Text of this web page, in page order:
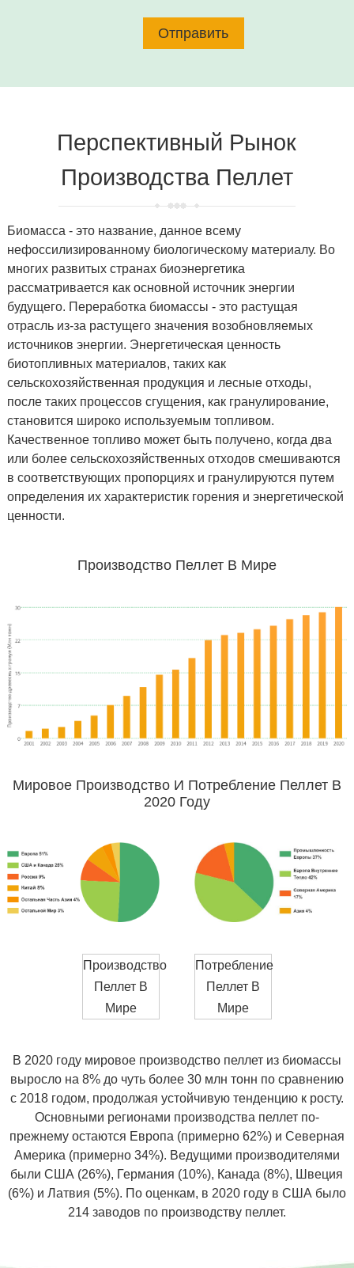
Перспективный Рынок
Производства Пеллет
Биомасса - это название, данное всему
нефоссилизированному биологическому материалу. Во
многих развитых странах биоэнергетика
рассматривается как основной источник энергии
будущего. Переработка биомассы - это растущая
отрасль из-за растущего значения возобновляемых
источников энергии. Энергетическая ценность
биотопливных материалов, таких как
сельскохозяйственная продукция и лесные отходы,
после таких процессов сгущения, как гранулирование,
становится широко используемым топливом.
Качественное топливо может быть получено, когда два
или более сельскохозяйственных отходов смешиваются
в соответствующих пропорциях и гранулируются путем
определения их характеристик горения и энергетической
ценности.
Производство Пеллет В Мире
Мировое Производство И Потребление Пеллет В
2020 Году
Производство
Пеллет В
Мире
Потребление
Пеллет В
Мире
В 2020 году мировое производство пеллет из биомассы
выросло на 8% до чуть более 30 млн тонн по сравнению
с 2018 годом, продолжая устойчивую тенденцию к росту.
Основными регионами производства пеллет по-
прежнему остаются Европа (примерно 62%) и Северная
Америка (примерно 34%). Ведущими производителями
были США (26%), Германия (10%), Канада (8%), Швеция
(6%) и Латвия (5%). По оценкам, в 2020 году в США было
214 заводов по производству пеллет.